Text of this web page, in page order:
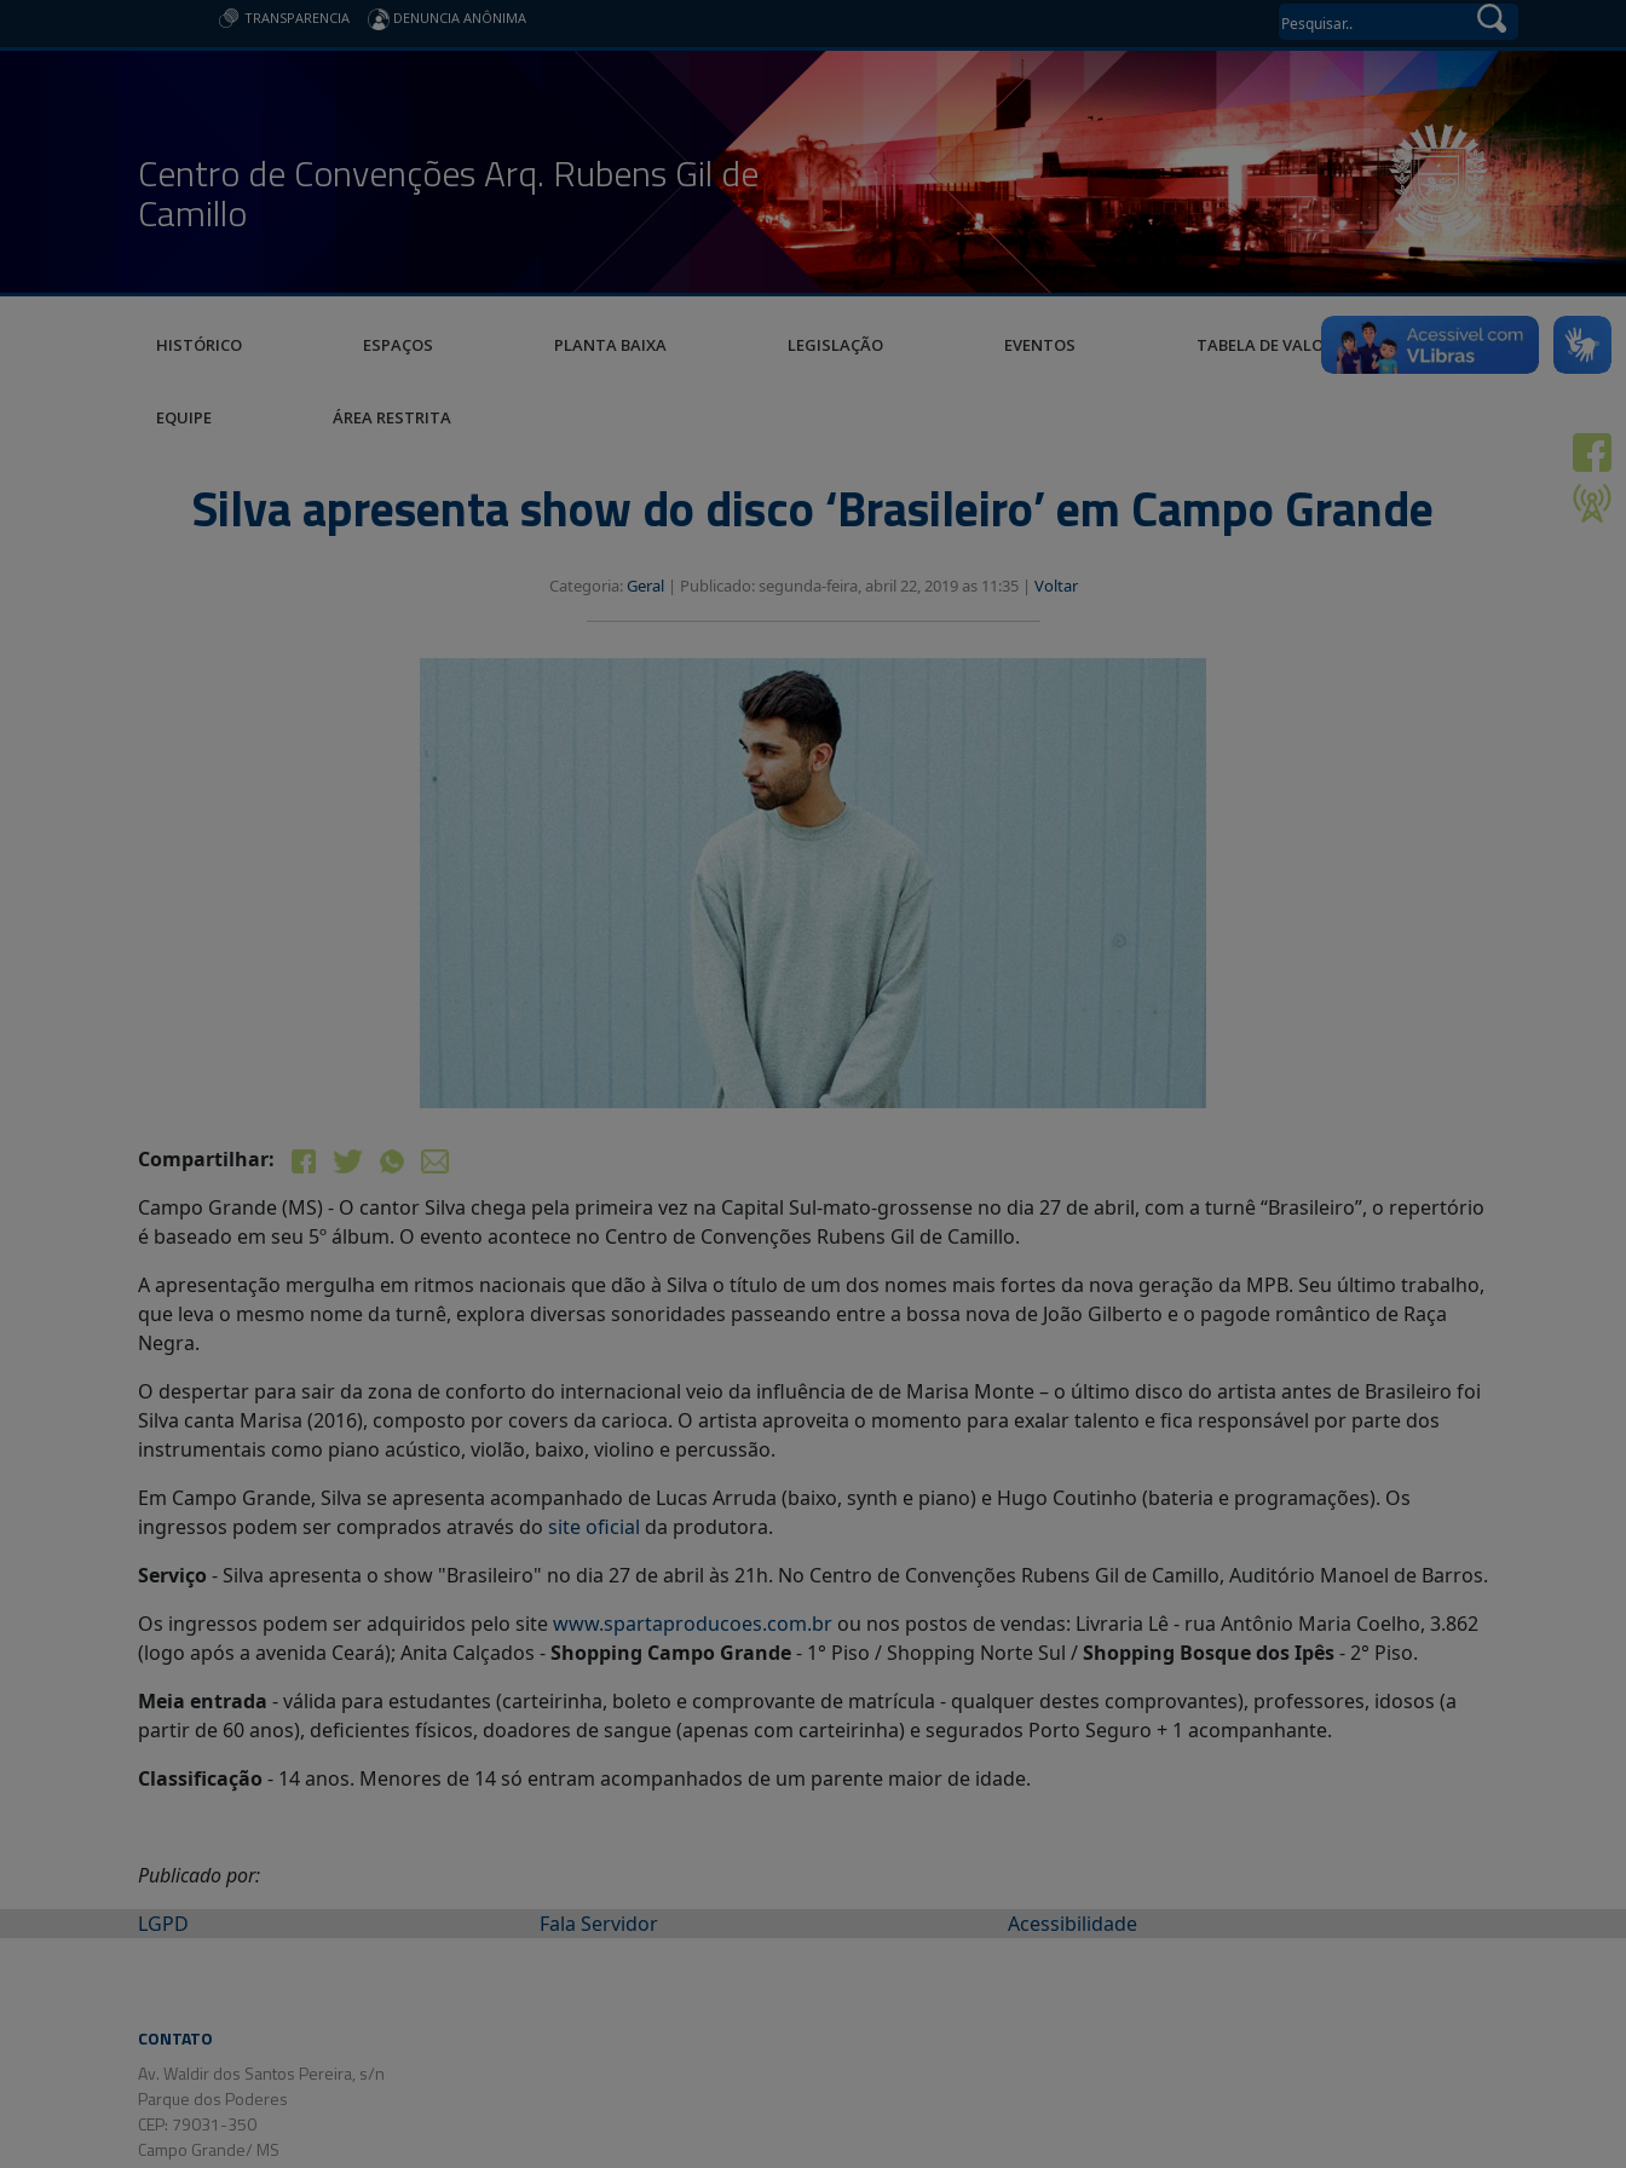
TRANSPARENCIA DENUNCIA ANÔNIMA
Centro de Convenções Arq. Rubens Gil de
Camillo
HISTÓRICO ESPAÇOS PLANTA BAIXA LEGISLAÇÃO EVENTOS TABELA DE VALORES
EQUIPE ÁREA RESTRITA
Silva apresenta show do disco ‘Brasileiro’ em Campo Grande
Categoria: Geral| Publicado: segunda-feira, abril 22, 2019 as 11:35 | Voltar
Compartilhar:
Campo Grande (MS) - O cantor Silva chega pela primeira vez na Capital Sul-mato-grossense no dia 27 de abril, com a turnê “Brasileiro”, o repertório
é baseado em seu 5º álbum. O evento acontece no Centro de Convenções Rubens Gil de Camillo.
A apresentação mergulha em ritmos nacionais que dão à Silva o título de um dos nomes mais fortes da nova geração da MPB. Seu último trabalho,
que leva o mesmo nome da turnê, explora diversas sonoridades passeando entre a bossa nova de João Gilberto e o pagode romântico de Raça
Negra.
O despertar para sair da zona de conforto do internacional veio da influência de de Marisa Monte – o último disco do artista antes de Brasileiro foi
Silva canta Marisa (2016), composto por covers da carioca. O artista aproveita o momento para exalar talento e fica responsável por parte dos
instrumentais como piano acústico, violão, baixo, violino e percussão.
Em Campo Grande, Silva se apresenta acompanhado de Lucas Arruda (baixo, synth e piano) e Hugo Coutinho (bateria e programações). Os
ingressos podem ser comprados através do site oficial da produtora.
Serviço - Silva apresenta o show "Brasileiro" no dia 27 de abril às 21h. No Centro de Convenções Rubens Gil de Camillo, Auditório Manoel de Barros.
Os ingressos podem ser adquiridos pelo site www.spartaproducoes.com.br ou nos postos de vendas: Livraria Lê - rua Antônio Maria Coelho, 3.862
(logo após a avenida Ceará); Anita Calçados -Shopping Campo Grande- 1° Piso / Shopping Norte Sul /Shopping Bosque dos Ipês- 2° Piso.
Meia entrada - válida para estudantes (carteirinha, boleto e comprovante de matrícula - qualquer destes comprovantes), professores, idosos (a
partir de 60 anos), deficientes físicos, doadores de sangue (apenas com carteirinha) e segurados Porto Seguro + 1 acompanhante.
Classificação - 14 anos. Menores de 14 só entram acompanhados de um parente maior de idade.
Publicado por:
LGPD
Fala Servidor Acessibilidade
CONTATO
Av. Waldir dos Santos Pereira, s/n
Parque dos Poderes
CEP: 79031-350
Campo Grande/ MS